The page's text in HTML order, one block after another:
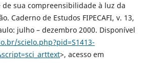
sua compreensibilidade à luz da
Caderno de Estudos FIPECAFI, v. 13,
julho – dezembro 2000. Disponível
scielo.php?pid=S1413-
>, acesso em